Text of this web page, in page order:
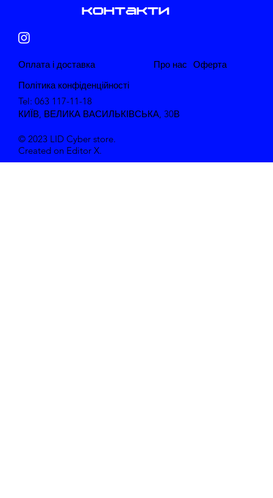
контакти
Tel: 063 117-11-18
КИЇВ, ВЕЛИКА ВАСИЛЬКІВСЬКА, 30В
© 2023 LID Cyber store.
Created on Editor X.
​Оплата і доставка ​Оферта
Про нас
Політика конфіденційності